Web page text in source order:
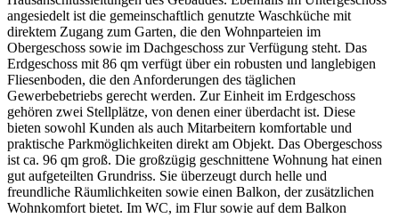
angesiedelt ist die gemeinschaftlich genutzte Waschküche mit
direktem Zugang zum Garten, die den Wohnparteien im
Obergeschoss sowie im Dachgeschoss zur Verfügung steht. Das
Erdgeschoss mit 86 qm verfügt über ein robusten und langlebigen
Fliesenboden, die den Anforderungen des täglichen
Gewerbebetriebs gerecht werden. Zur Einheit im Erdgeschoss
gehören zwei Stellplätze, von denen einer überdacht ist. Diese
bieten sowohl Kunden als auch Mitarbeitern komfortable und
praktische Parkmöglichkeiten direkt am Objekt. Das Obergeschoss
ist ca. 96 qm groß. Die großzügig geschnittene Wohnung hat einen
gut aufgeteilten Grundriss. Sie überzeugt durch helle und
freundliche Räumlichkeiten sowie einen Balkon, der zusätzlichen
Wohnkomfort bietet. Im WC, im Flur sowie auf dem Balkon